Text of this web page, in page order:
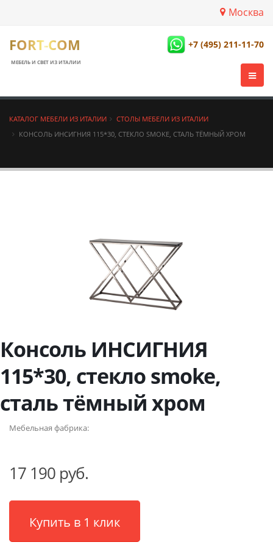
Москва
FORT-COM
МЕБЕЛЬ И СВЕТ ИЗ ИТАЛИИ
+7 (495) 211-11-70
КАТАЛОГ МЕБЕЛИ ИЗ ИТАЛИИ
СТОЛЫ МЕБЕЛИ ИЗ ИТАЛИИ
КОНСОЛЬ ИНСИГНИЯ 115*30, СТЕКЛО SMOKE, СТАЛЬ ТЁМНЫЙ ХРОМ
Консоль ИНСИГНИЯ
115*30, стекло smoke,
сталь тёмный хром
Мебельная фабрика:
17 190 руб.
Купить в 1 клик